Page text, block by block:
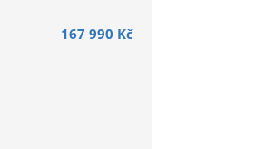
167 990 Kč